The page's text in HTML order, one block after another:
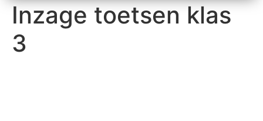
Inzage toetsen klas
3